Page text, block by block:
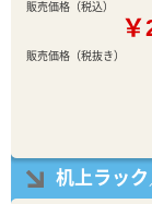
販売価格（税込）
販売価格（税抜き）
机上ラッ